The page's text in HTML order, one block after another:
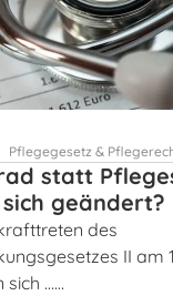
Pflegegesetz &
statt
geändert?
des
II am
sich ……